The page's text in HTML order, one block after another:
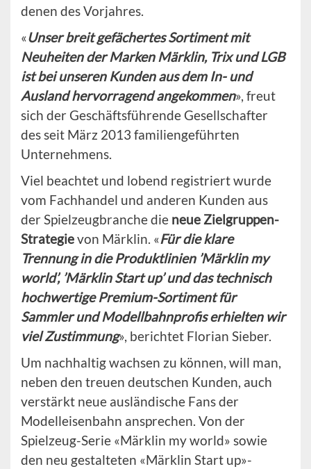
denen des Vorjahres.
«Unser breit gefächertes Sortiment mit
Neuheiten der Marken Märklin, Trix und LGB
ist bei unseren Kunden aus dem In- und
Ausland hervorragend angekommen», freut
sich der Geschäftsführende Gesellschafter
des seit März 2013 familiengeführten
Unternehmens.
Viel beachtet und lobend registriert wurde
vom Fachhandel und anderen Kunden aus
der Spielzeugbranche die neue Zielgruppen-
Strategievon Märklin. «Für die klare
Trennung in die Produktlinien ’Märklin my
world’, ’Märklin Start up’ und das technisch
hochwertige Premium-Sortiment für
Sammler und Modellbahnprofis erhielten wir
viel Zustimmung», berichtet Florian Sieber.
Um nachhaltig wachsen zu können, will man,
neben den treuen deutschen Kunden, auch
verstärkt neue ausländische Fans der
Modelleisenbahn ansprechen. Von der
Spielzeug-Serie «Märklin my world» sowie
den neu gestalteten «Märklin Start up»-